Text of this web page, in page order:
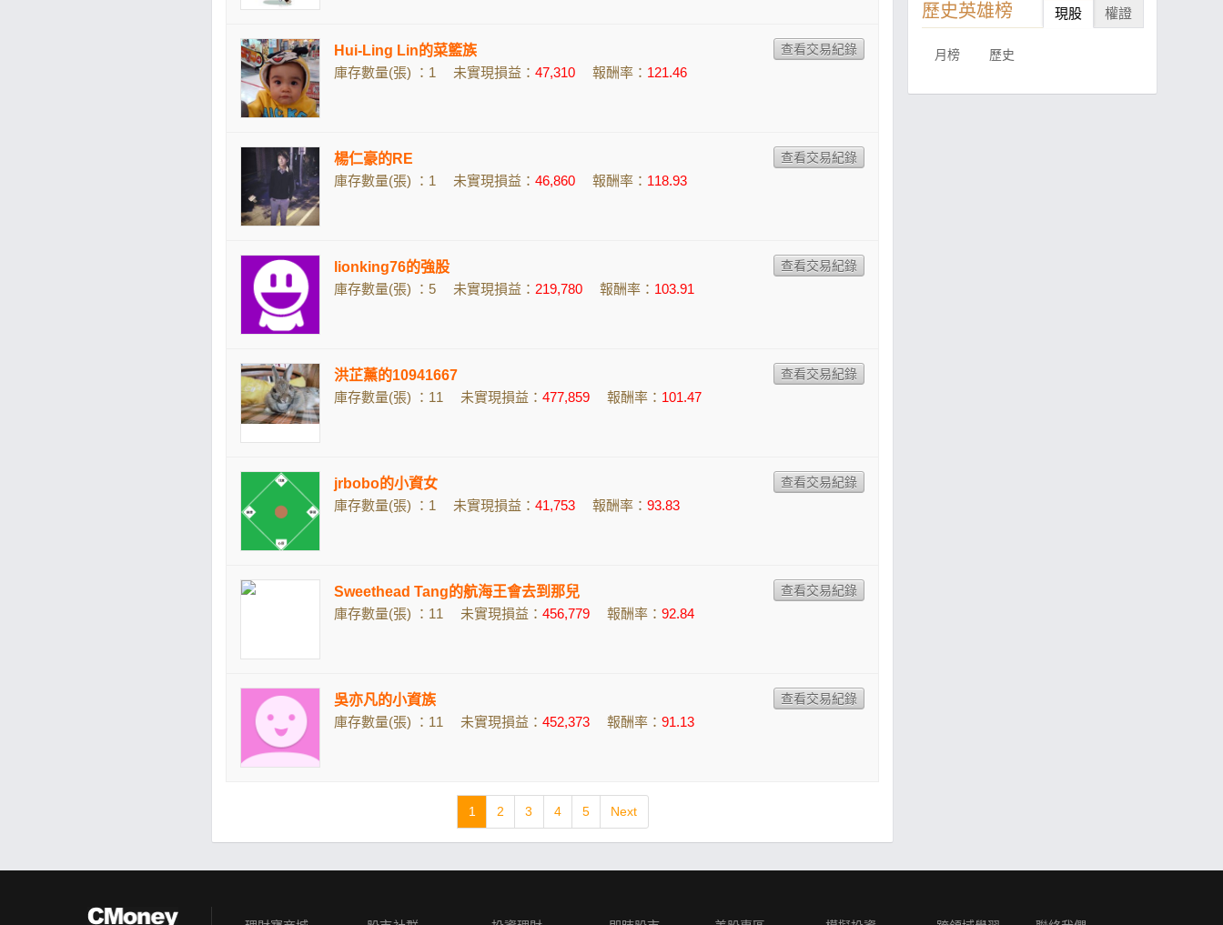
Hui-Ling Lin的菜籃族
庫存數量(張) ：1
未實現損益： 47,310 報酬率： 121.46
楊仁豪的RE
庫存數量(張) ：1
未實現損益： 46,860 報酬率： 118.93
lionking76的強股
庫存數量(張) ：5
未實現損益： 219,780 報酬率： 103.91
洪芷薰的10941667
庫存數量(張) ：11
未實現損益： 477,859 報酬率： 101.47
jrbobo的小資女
庫存數量(張) ：1
未實現損益： 41,753 報酬率： 93.83
Sweethead Tang的航海王會去到那兒
庫存數量(張) ：11
未實現損益： 456,779 報酬率： 92.84
吳亦凡的小資族
庫存數量(張) ：11
未實現損益： 452,373 報酬率： 91.13
1 2 3 4 5 Next
歷史英雄榜 現股 權證
月榜 歷史